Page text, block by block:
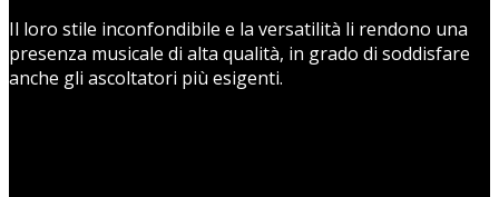
Il loro stile inconfondibile e la versatilità li rendono una
presenza musicale di alta qualità, in grado di soddisfare
anche gli ascoltatori più esigenti.